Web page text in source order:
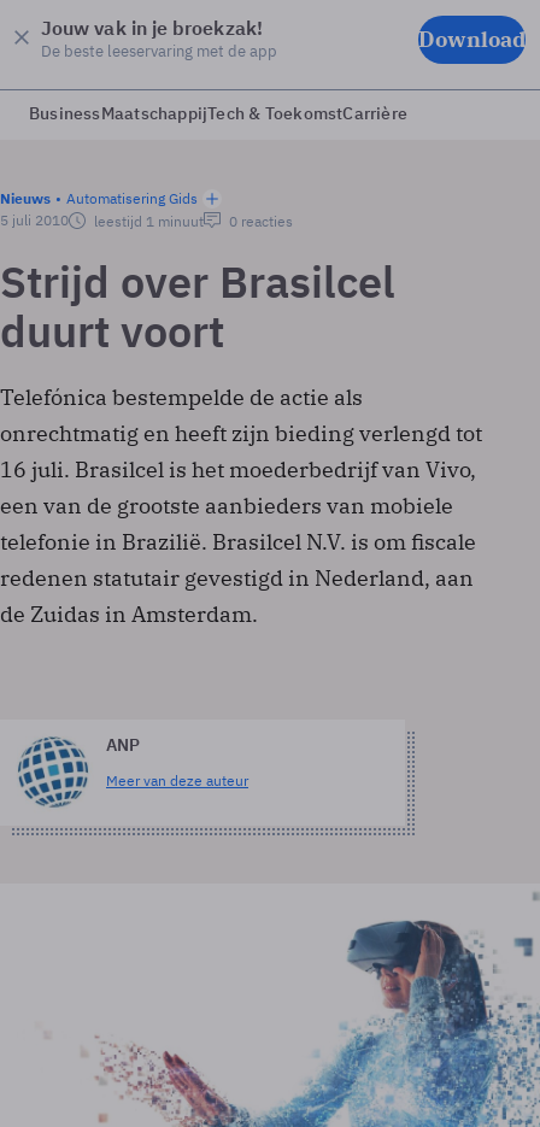
Jouw vak in je broekzak!
De beste leeservaring met de app Download
BusinessMaatschappijTech & ToekomstCarrière
Nieuws
Automatisering Gids
5 juli 2010
leestijd 1 minuut 0 reacties
Strijd over Brasilcel
duurt voort
Telefónica bestempelde de actie als
onrechtmatig en heeft zijn bieding verlengd tot
16 juli. Brasilcel is het moederbedrijf van Vivo,
een van de grootste aanbieders van mobiele
telefonie in Brazilië. Brasilcel N.V. is om fiscale
redenen statutair gevestigd in Nederland, aan
de Zuidas in Amsterdam.
ANP
Meer van deze auteur